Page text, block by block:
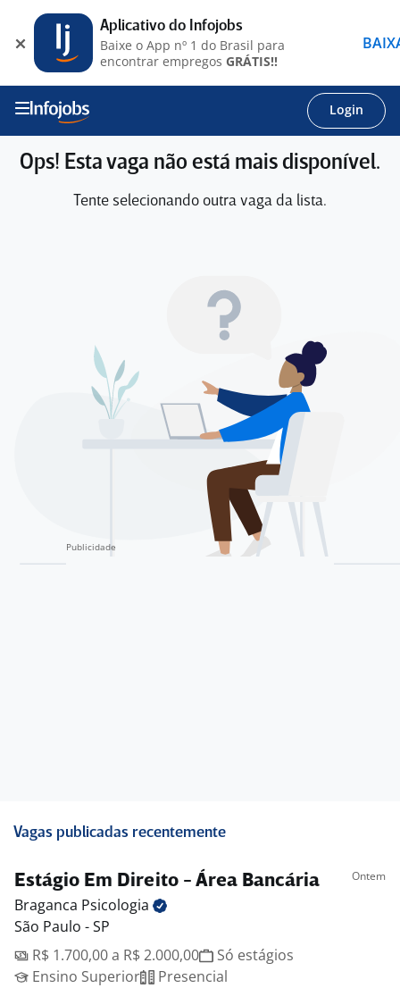
Login
Ops! Esta vaga não está mais disponível.
Tente selecionando outra vaga da lista.
Vagas publicadas recentemente
Estágio Em Direito - Área Bancária Ontem
Braganca Psicologia
São Paulo - SP
R$ 1.700,00 a R$ 2.000,00
Só estágios
Ensino Superior
Presencial
Aplicativo do Infojobs
Baixe o App nº 1 do Brasil para
encontrar empregos GRÁTIS!!